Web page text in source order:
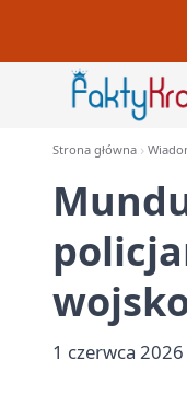
Strona główna
1 czerwca 2026